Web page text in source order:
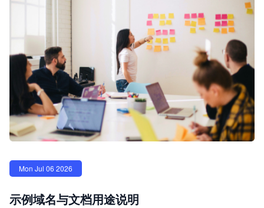
Mon Jul 06 2026
示例域名与文档用途说明